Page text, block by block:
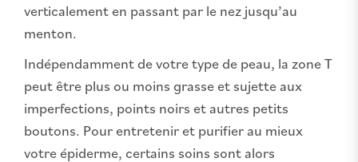
verticalement en passant par le nez jusqu’au
menton.
Indépendamment de votre type de peau, la zone T
peut être plus ou moins grasse et sujette aux
imperfections, points noirs et autres petits
boutons. Pour entretenir et purifier au mieux
votre épiderme, certains soins sont alors